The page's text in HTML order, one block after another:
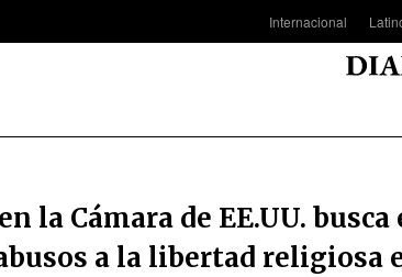
Internacional
la Cámara de EE.UU.
a la libertad religiosa